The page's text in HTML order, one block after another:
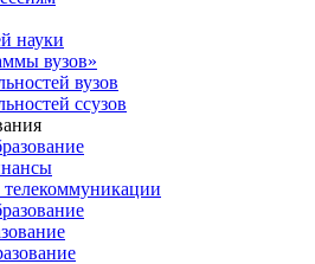
науки
вузов»
вузов
ссузов